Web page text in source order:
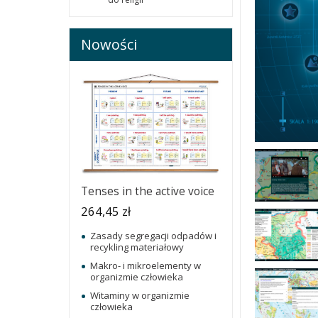
Nowości
Tenses in the active voice
264,45 zł
Zasady segregacji odpadów i
recykling materiałowy
Makro- i mikroelementy w
organizmie człowieka
Witaminy w organizmie
człowieka